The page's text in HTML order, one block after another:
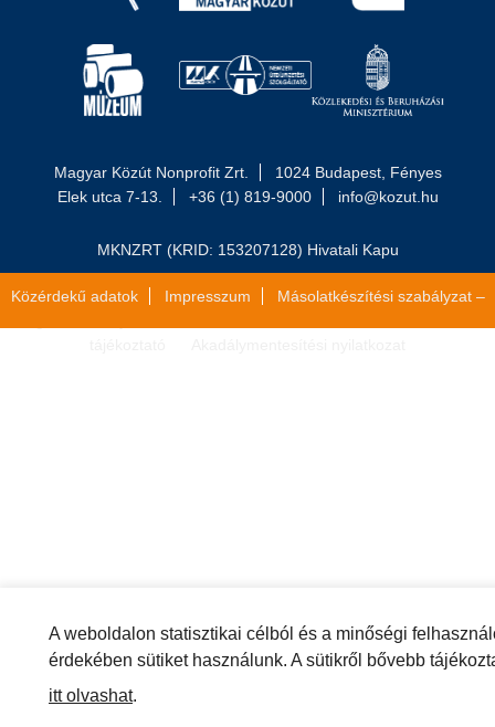
Magyar Közút Nonprofit Zrt.
1024 Budapest, Fényes
Elek utca 7-13.
+36 (1) 819-9000 info@kozut.hu
MKNZRT (KRID: 153207128) Hivatali Kapu
Közérdekű adatok Impresszum
Másolatkészítési szabályzat –
A weboldalon statisztikai célból és a minőségi
érdekében sütiket használunk. A sütikről bővebb
itt olvashat.